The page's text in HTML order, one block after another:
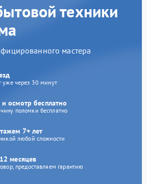
техники
мастера
уже через 30 минут
осмотр бесплатно
поломки бесплатно
7+ лет
любой сложности
месяцев
предоставляем гарантию